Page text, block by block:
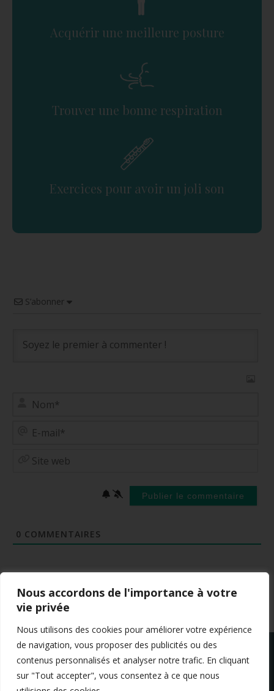
Nous accordons de l'importance à votre
vie privée
Nous utilisons des cookies pour améliorer votre expérience
de navigation, vous proposer des publicités ou des
contenus personnalisés et analyser notre trafic. En cliquant
sur "Tout accepter", vous consentez à ce que nous
Acquérir une meilleure posture
Trouver une bonne respiration
Exercices pour avoir un joli son
S’abonner
0 COMMENTAIRES